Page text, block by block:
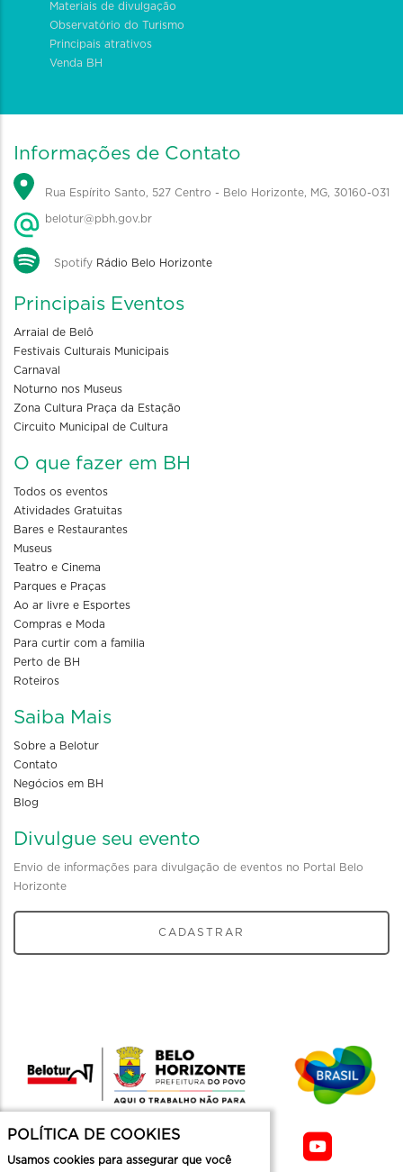
Materiais de divulgação
Observatório do Turismo
Principais atrativos
Venda BH
Informações de Contato
Rua Espírito Santo, 527 Centro - Belo Horizonte, MG, 30160-031
belotur@pbh.gov.br
Spotify Rádio Belo Horizonte
Principais Eventos
Arraial de Belô
Festivais Culturais Municipais
Carnaval
Noturno nos Museus
Zona Cultura Praça da Estação
Circuito Municipal de Cultura
O que fazer em BH
Todos os eventos
Atividades Gratuitas
Bares e Restaurantes
Museus
Teatro e Cinema
Parques e Praças
Ao ar livre e Esportes
Compras e Moda
Para curtir com a familia
Perto de BH
Roteiros
Saiba Mais
Sobre a Belotur
Contato
Negócios em BH
Blog
Divulgue seu evento
Envio de informações para divulgação de eventos no Portal Belo
Horizonte
CADASTRAR
POLÍTICA DE COOKIES
Usamos cookies para assegurar que você